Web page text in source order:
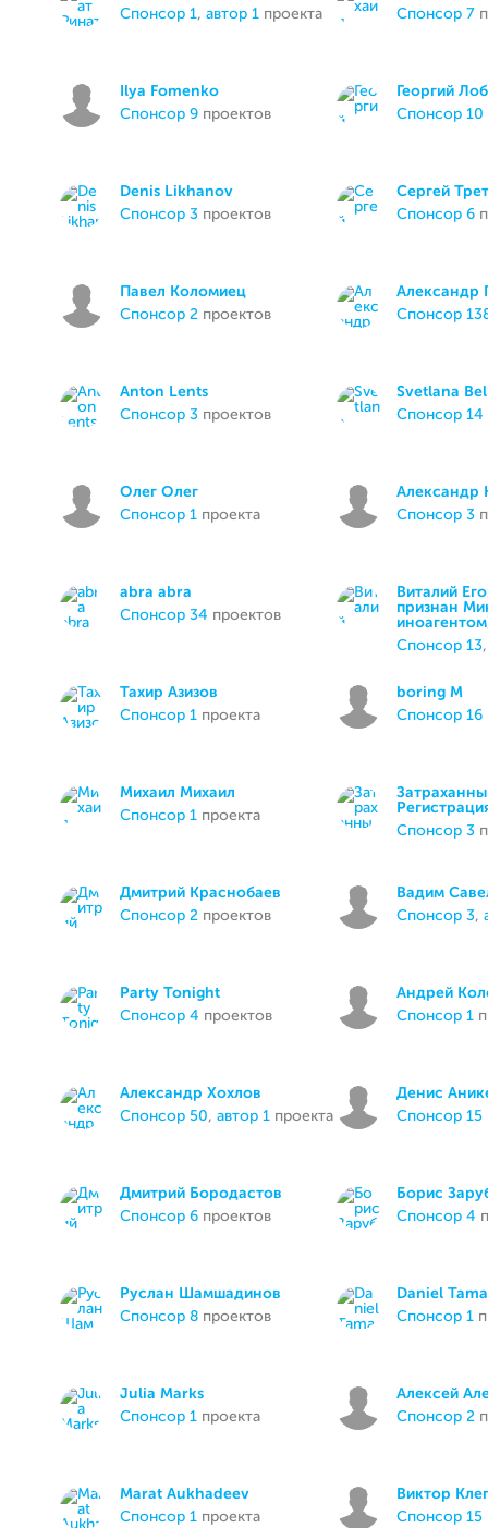
спонсор 1, автор 1 проекта
спонсор 7
Ilya Fomenko
спонсор 9 проектов
Георгий
спонсор 10
Denis Likhanov
спонсор 3 проектов
Сергей
спонсор 6
Павел Коломиец
спонсор 2 проектов
Александр
спонсор
Anton Lents
спонсор 3 проектов
Svetlana
спонсор 14
Олег Олег
спонсор 1 проекта
Александр
спонсор 3
abra abra
спонсор 34 проектов
Виталий
признан
спонсор 13
Тахир Азизов
спонсор 1 проекта
boring M
спонсор 16
Михаил Михаил
спонсор 1 проекта
спонсор 3
Дмитрий Краснобаев
спонсор 2 проектов
Вадим
спонсор 3,
Party Tonight
спонсор 4 проектов
Андрей
спонсор 1
Александр Хохлов
спонсор 50, автор 1 проекта
Денис
спонсор 15
Дмитрий Бородастов
спонсор 6 проектов
Борис
спонсор 4
Руслан Шамшадинов
спонсор 8 проектов
Daniel
спонсор 1
Julia Marks
спонсор 1 проекта
Алексей
спонсор 2
Marat Aukhadeev
спонсор 1 проекта
Виктор
спонсор 15